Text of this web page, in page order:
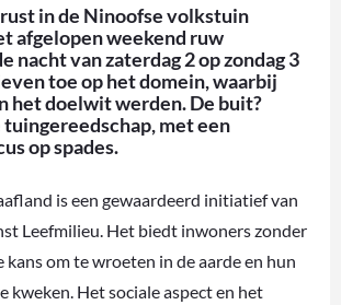
in de Ninoofse volkstuin
afgelopen weekend ruw
nacht van zaterdag 2 op zondag 3
toe op het domein, waarbij
het doelwit werden. De buit?
tuingereedschap, met een
op spades.
is een gewaardeerd initiatief van
Leefmilieu. Het biedt inwoners zonder
kans om te wroeten in de aarde en hun
kweken. Het sociale aspect en het